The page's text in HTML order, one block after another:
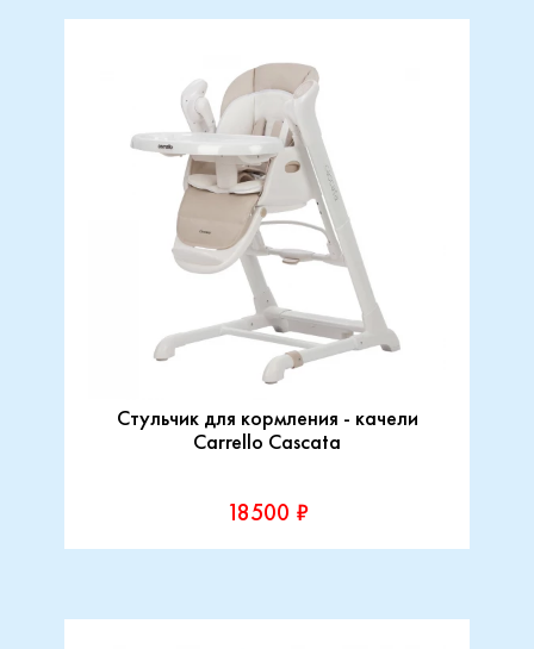
Стульчик для кормления - качели
Carrello Cascata
18500 ₽